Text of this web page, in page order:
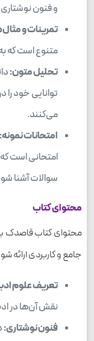
و فنون
تمرینات و
متنوع است که
تحلیل متون:
توانایی خود
می‌کنند.
امتحانات نمونه:
امتحانی است
سوالات آشنا
محتوای کتاب
محتوای کتاب قاصدک
جامع و کاربردی
تعریف علوم
نقش آن‌ها در
فنون نوشتاری: